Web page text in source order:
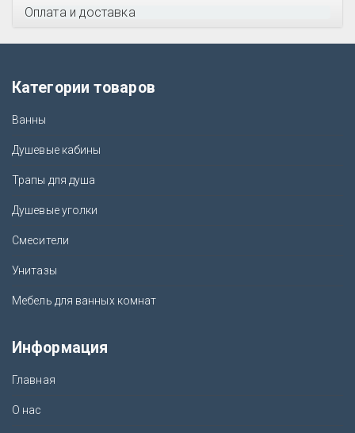
Оплата и доставка
Категории товаров
Ванны
Душевые кабины
Трапы для душа
Душевые уголки
Смесители
Унитазы
Мебель для ванных комнат
Информация
Главная
О нас